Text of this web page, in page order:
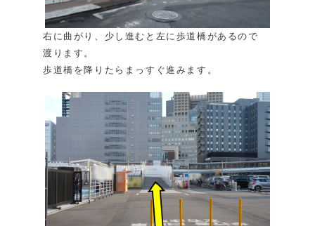
右に曲がり、少し進むと左に歩道橋があるので
渡ります。
歩道橋を降りたらまっすぐ進みます。